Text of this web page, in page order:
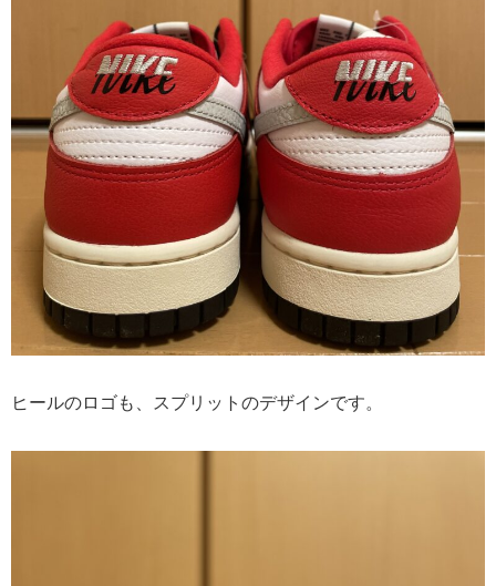
ヒールのロゴも、スプリットのデザインです。